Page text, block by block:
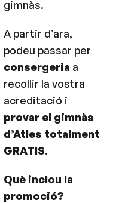
gimnàs.
A partir d’ara,
podeu passar per
consergeria a
recollir la vostra
acreditació i
provar el gimnàs
d’Atles totalment
GRATIS.
Què inclou la
promoció?